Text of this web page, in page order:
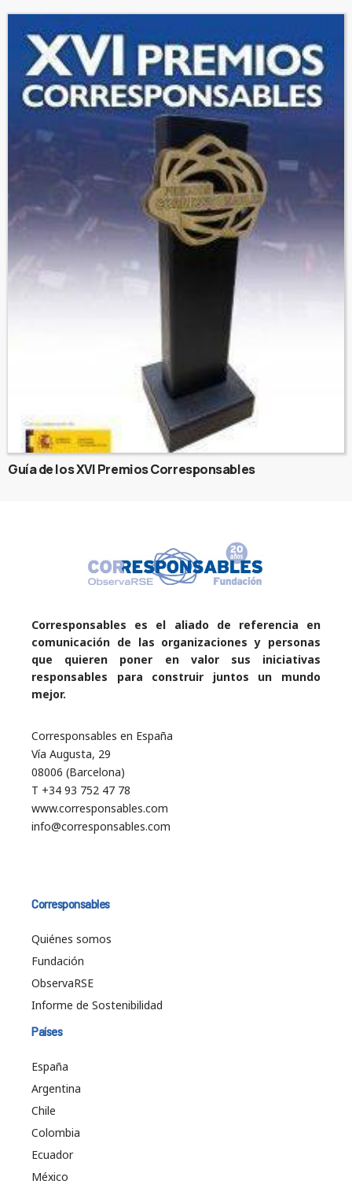
Guía de los XVI Premios Corresponsables
Corresponsables es el aliado de referencia en
comunicación de las organizaciones y personas
que quieren poner en valor sus iniciativas
responsables para construir juntos un mundo
mejor.
Corresponsables en España
Vía Augusta, 29
08006 (Barcelona)
T +34 93 752 47 78
www.corresponsables.com
info@corresponsables.com
Corresponsables
Quiénes somos
Fundación
ObservaRSE
Informe de Sostenibilidad
Países
España
Argentina
Chile
Colombia
Ecuador
México